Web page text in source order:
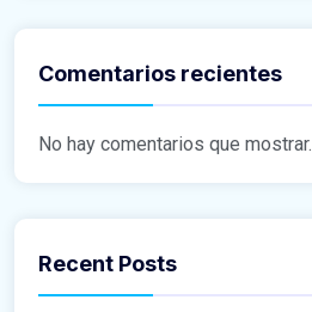
Comentarios recientes
No hay comentarios que mostrar.
Recent Posts